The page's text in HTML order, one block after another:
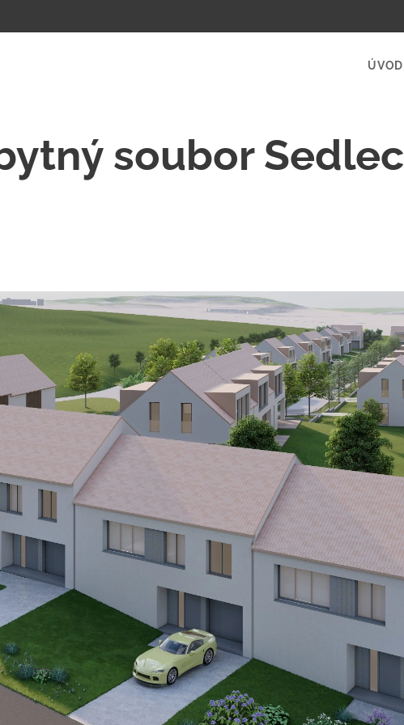
ÚVOD
soubor Sedlec